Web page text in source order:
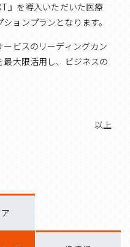
』を導入いただいた医療
ョンプランとなります。
ビスのリーディングカン
大限活用し、ビジネスの
以上